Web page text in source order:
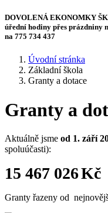
DOVOLENÁ EKONOMKY
úřední hodiny přes prázdniny
na 775 734 437
Úvodní stránka
Základní škola
Granty a dotace
Granty a
Aktuálně jsme od 1. září
spoluúčasti):
15 467 026Kč
Granty řazeny od